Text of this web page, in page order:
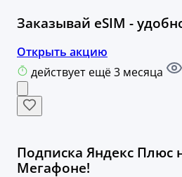
Заказывай eSIM -
Открыть акцию
действует ещё 3 месяца
Подписка Яндекс Плюс
Мегафоне!